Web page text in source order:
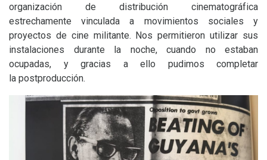
organización de distribución cinematográfica
estrechamente vinculada a movimientos sociales y
proyectos de cine militante. Nos permitieron utilizar sus
instalaciones durante la noche, cuando no estaban
ocupadas, y gracias a ello pudimos completar
la postproducción.